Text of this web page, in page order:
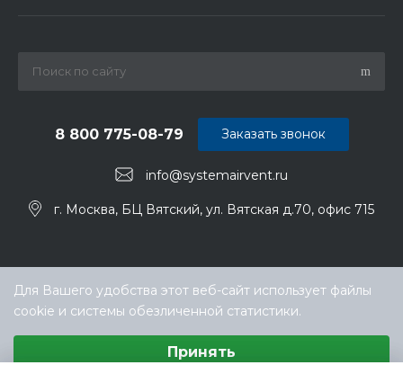
info@systemairvent.ru
8 800 775-08-79
г. Москва, БЦ Вятский, ул. Вятская д.70, офис 715
Заказать звонок
Для Вашего удобства этот веб-сайт использует файлы
cookie и системы обезличенной статистики.
Принять